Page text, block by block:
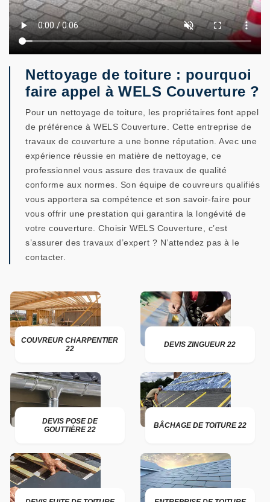
Nettoyage de toiture : pourquoi
faire appel à WELS Couverture ?
Pour un nettoyage de toiture, les propriétaires font appel
de préférence à WELS Couverture. Cette entreprise de
travaux de couverture a une bonne réputation. Avec une
expérience réussie en matière de nettoyage, ce
professionnel vous assure des travaux de qualité
conforme aux normes. Son équipe de couvreurs qualifiés
vous apportera sa compétence et son savoir-faire pour
vous offrir une prestation qui garantira la longévité de
votre couverture. Choisir WELS Couverture, c’est
s’assurer des travaux d’expert ? N’attendez pas à le
contacter.
COUVREUR CHARPENTIER
22
DEVIS ZINGUEUR 22
DEVIS POSE DE
GOUTTIÈRE 22
BÂCHAGE DE TOITURE 22